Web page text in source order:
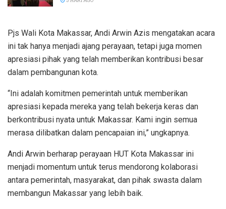
Pjs Wali Kota Makassar, Andi Arwin Azis mengatakan acara
ini tak hanya menjadi ajang perayaan, tetapi juga momen
apresiasi pihak yang telah memberikan kontribusi besar
dalam pembangunan kota.
“Ini adalah komitmen pemerintah untuk memberikan
apresiasi kepada mereka yang telah bekerja keras dan
berkontribusi nyata untuk Makassar. Kami ingin semua
merasa dilibatkan dalam pencapaian ini,” ungkapnya.
Andi Arwin berharap perayaan HUT Kota Makassar ini
menjadi momentum untuk terus mendorong kolaborasi
antara pemerintah, masyarakat, dan pihak swasta dalam
membangun Makassar yang lebih baik.